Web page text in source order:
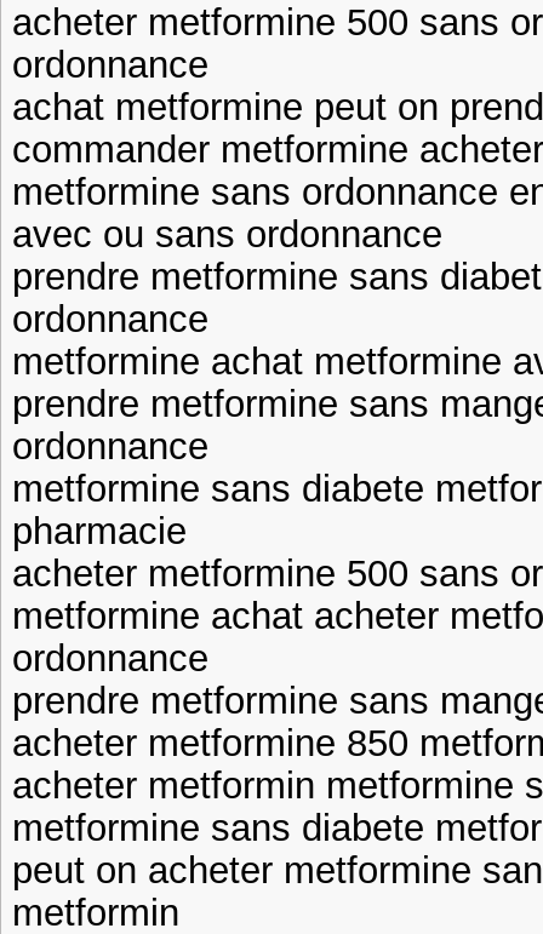
acheter metformine 500 sans
ordonnance
achat metformine peut on
commander metformine
metformine sans ordonnance
avec ou sans ordonnance
prendre metformine sans
ordonnance
metformine achat metformine
prendre metformine sans
ordonnance
metformine sans diabete
pharmacie
acheter metformine 500 sans
metformine achat acheter
ordonnance
prendre metformine sans
acheter metformine 850
acheter metformin metformine
metformine sans diabete
peut on acheter metformine
metformin